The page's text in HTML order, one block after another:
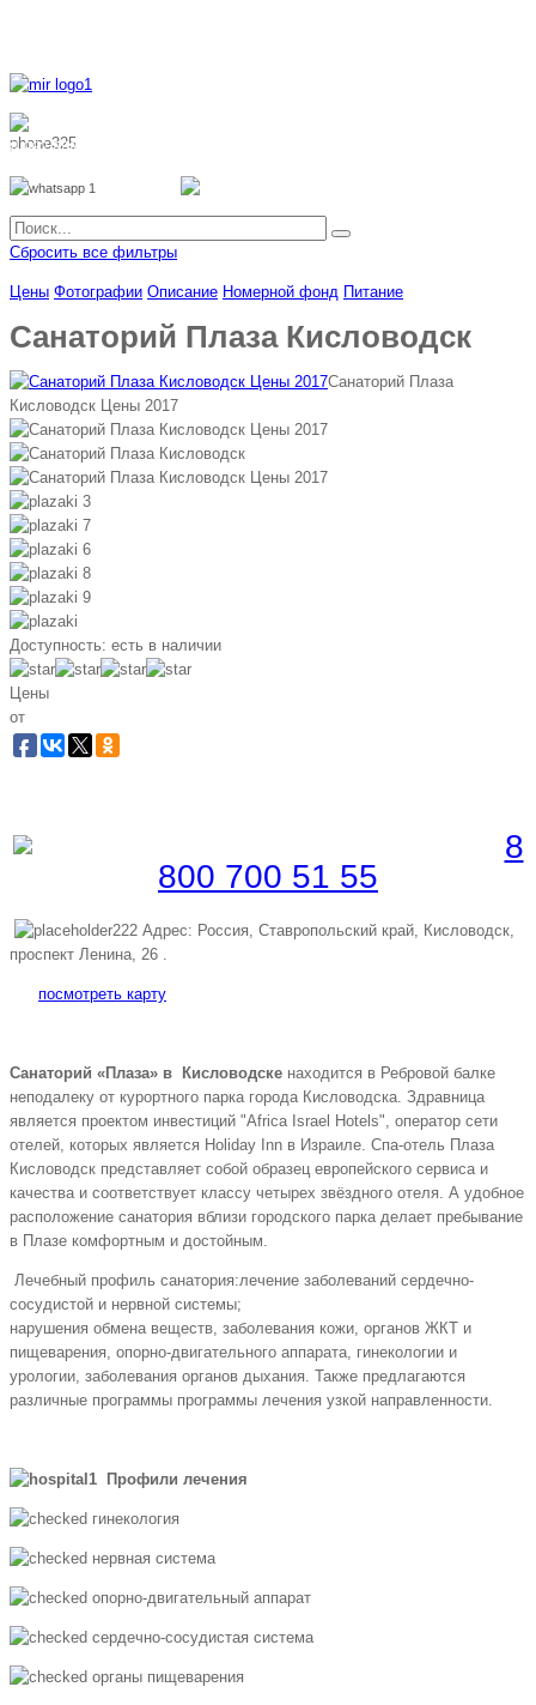
8 962 888 51 55
Сбросить все фильтры
Цены Фотографии Описание Номерной фонд Питание
Санаторий Плаза Кисловодск
Санаторий Плаза
Кисловодск Цены 2017
Доступность: есть в наличии
Цены
от
8
800 700 51 55
Адрес: Россия, Ставропольский край, Кисловодск,
проспект Ленина, 26 .
посмотреть карту
Санаторий «Плаза» в Кисловодске находится в Ребровой балке
неподалеку от курортного парка города Кисловодска. Здравница
является проектом инвестиций "Africa Israel Hotels", оператор сети
отелей, которых является Holiday Inn в Израиле. Спа-отель Плаза
Кисловодск представляет собой образец европейского сервиса и
качества и соответствует классу четырех звёздного отеля. А удобное
расположение санатория вблизи городского парка делает пребывание
в Плазе комфортным и достойным.
Лечебный профиль санатория:лечение заболеваний сердечно-
сосудистой и нервной системы;
нарушения обмена веществ, заболевания кожи, органов ЖКТ и
пищеварения, опорно-двигательного аппарата, гинекологии и
урологии, заболевания органов дыхания. Также предлагаются
различные программы программы лечения узкой направленности.
Профили лечения
гинекология
нервная система
опорно-двигательный аппарат
сердечно-сосудистая система
органы пищеварения